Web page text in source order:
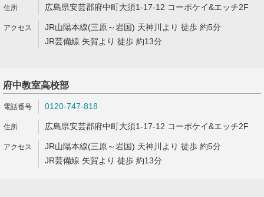
広島県安芸郡府中町大須1-17-12 コーポケイ&エッチ2F
JR山陽本線(三原～岩国) 天神川より 徒歩 約5分
JR芸備線 矢賀より 徒歩 約13分
府中教室高校部
0120-747-818
広島県安芸郡府中町大須1-17-12 コーポケイ&エッチ2F
JR山陽本線(三原～岩国) 天神川より 徒歩 約5分
JR芸備線 矢賀より 徒歩 約13分